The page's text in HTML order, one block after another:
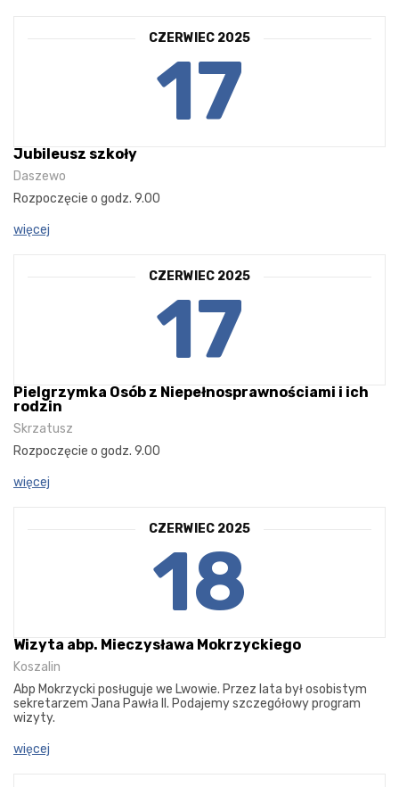
CZERWIEC 2025
17
Jubileusz szkoły
Daszewo
Rozpoczęcie o godz. 9.00
więcej
CZERWIEC 2025
17
Pielgrzymka Osób z Niepełnosprawnościami i ich
rodzin
Skrzatusz
Rozpoczęcie o godz. 9.00
więcej
CZERWIEC 2025
18
Wizyta abp. Mieczysława Mokrzyckiego
Koszalin
Abp Mokrzycki posługuje we Lwowie. Przez lata był osobistym
sekretarzem Jana Pawła II. Podajemy szczegółowy program
wizyty.
więcej